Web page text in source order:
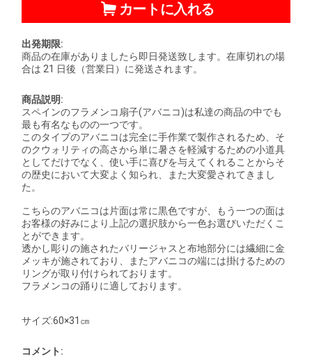
カートに入れる
出発期限:
商品の在庫がありましたら即日発送致します。在庫切れの場
合は 21 日後（営業日）に発送されます。
商品説明:
スペインのフラメンコ扇子(アバニコ)は私達の商品の中でも
最も有名なものの一つです。
このタイプのアバニコは完全に手作業で製作されるため、そ
のクウォリティの高さから単に暑さを軽減するための小道具
としてだけでなく、使い手に喜びを与えてくれることからそ
の歴史において大変よく知られ、また大変愛されてきまし
た。
こちらのアバニコは片面は常に黒色ですが、もう一つの面は
お客様の好みにより上記の選択肢から一色お選びいただくこ
とができます。
透かし彫りの施されたバリージャスと布地部分には繊細に金
メッキが施されており、またアバニコの端には掛けるための
リングが取り付けられております。
フラメンコの踊りに適しております。
サイズ:60×31㎝
コメント: